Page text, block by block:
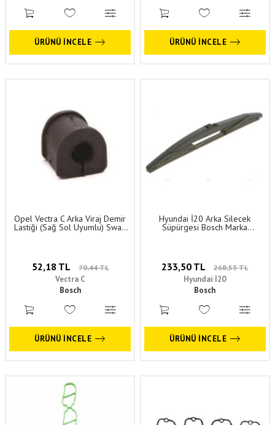
ÜRÜNÜ İNCELE ÜRÜNÜ İNCELE
Opel Vectra C Arka Viraj Demir
Lastiği (Sağ Sol Uyumlu) Swag
Marka 444162 - 24457843
52,18 TL 70,44 TL
Vectra C
Bosch
ÜRÜNÜ İNCELE
Hyundai İ20 Arka Silecek
Süpürgesi Bosch Marka
3397011630 - 988501J001
233,50 TL 268,53 TL
Hyundai İ20
Bosch
ÜRÜNÜ İNCELE